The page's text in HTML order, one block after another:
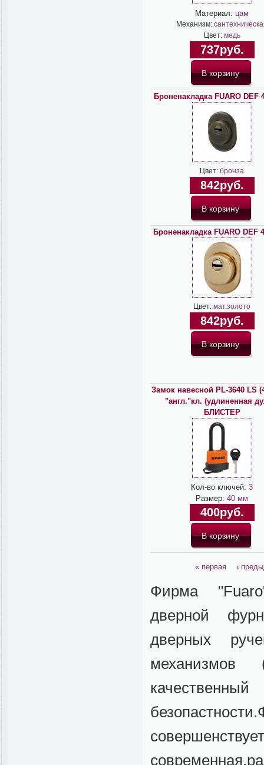
Материал: цам
Механизм:
Цвет: медь
737руб.
Броненакладка FUARO DEF
Цвет: бронза
842руб.
Броненакладка FUARO DEF
Цвет: мат.золото
842руб.
Замок навесной PL-3640 LS
"англ."кл. (удлиненная
БЛИСТЕР
Кол-во ключей: 3
Размер: 40 мм
400руб.
« первая ‹
Фирма
дверной
дверных
механизмов